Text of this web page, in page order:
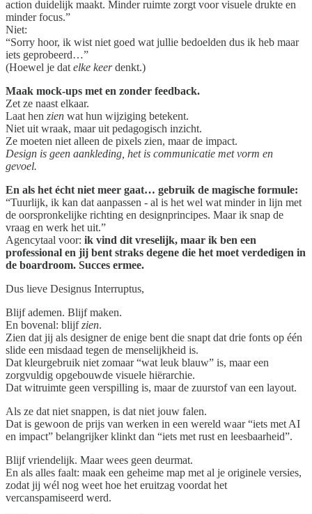
action duidelijk maakt. Minder ruimte zorgt voor visuele drukte en
minder focus.”
Niet:
“Sorry hoor, ik wist niet goed wat jullie bedoelden dus ik heb maar
iets geprobeerd…”
(Hoewel je dat elke keerdenkt.)
Maak mock-ups met en zonder feedback.
Zet ze naast elkaar.
Laat hen zien wat hun wijziging betekent.
Niet uit wraak, maar uit pedagogisch inzicht.
Ze moeten niet alleen de pixels zien, maar de impact.
Design is geen aankleding, het is communicatie met vorm en
gevoel.
En als het écht niet meer gaat… gebruik de magische formule:
“Tuurlijk, ik kan dat aanpassen - al is het wel wat minder in lijn met
de oorspronkelijke richting en designprincipes. Maar ik snap de
vraag en werk het uit.”
Agencytaal voor: ik vind dit vreselijk, maar ik ben een
professional en jij bent straks degene die het moet verdedigen in
de boardroom. Succes ermee.
Dus lieve Designus Interruptus,
Blijf ademen. Blijf maken.
En bovenal: blijfzien.
Zien dat jij als designer de enige bent die snapt dat drie fonts op één
slide een misdaad tegen de menselijkheid is.
Dat kleurgebruik niet zomaar “wat leuk blauw” is, maar een
zorgvuldig opgebouwde visuele hiërarchie.
Dat witruimte geen verspilling is, maar de zuurstof van een layout.
Als ze dat niet snappen, is dat niet jouw falen.
Dat is gewoon de prijs van werken in een wereld waar “iets met AI
en impact” belangrijker klinkt dan “iets met rust en leesbaarheid”.
Blijf vriendelijk. Maar wees geen deurmat.
En als alles faalt: maak een geheime map met al je originele versies,
zodat jij wél nog weet hoe het eruitzag voordat het
vercanspamiseerd werd.